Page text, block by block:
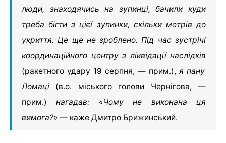
люди, знаходячись на зупинці, бачили куди
треба бігти з цієї зупинки, скільки метрів до
укриття. Це ще не зроблено. Під час зустрічі
координаційного центру з ліквідації наслідків
(ракетного удару 19 серпня, — прим.), я пану
Ломаці (в.о. міського голови Чернігова, —
прим.)нагадав: «Чому не виконана ця
вимога?» — каже Дмитро Брижинський.